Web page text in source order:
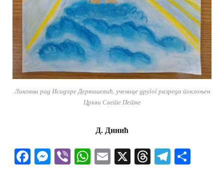
Ликовни рад Исидоре Дервишевић, ученице другог разреда поклоњен
Цркви Свете Петке
Д. Динић
Facebook
Messenger
ViberWhatsApp
Email
X Threads